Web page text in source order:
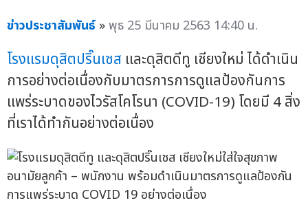
ข่าวประชาสัมพันธ์ »พุธ 25 มีนาคม 2563 14:40 น.
โรงแรมดุสิตปริ๊นเซส และดุสิตดีทู เชียงใหม่ ได้ดำเนิน
การอย่างต่อเนื่องกับมาตรการการดูแลป้องกันการ
แพร่ระบาดของไวรัสโคโรนา (COVID-19) โดยมี 4 สิ่ง
ที่เราได้ทำกันอย่างต่อเนื่อง